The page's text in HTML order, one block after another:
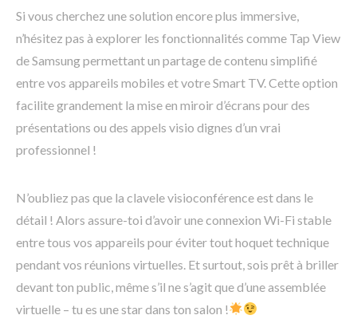
Si vous cherchez une solution encore plus immersive,
n’hésitez pas à explorer les fonctionnalités comme Tap View
de Samsung permettant un partage de contenu simplifié
entre vos appareils mobiles et votre Smart TV. Cette option
facilite grandement la mise en miroir d’écrans pour des
présentations ou des appels visio dignes d’un vrai
professionnel !
N’oubliez pas que la clavele visioconférence est dans le
détail ! Alors assure-toi d’avoir une connexion Wi-Fi stable
entre tous vos appareils pour éviter tout hoquet technique
pendant vos réunions virtuelles. Et surtout, sois prêt à briller
devant ton public, même s’il ne s’agit que d’une assemblée
virtuelle – tu es une star dans ton salon !